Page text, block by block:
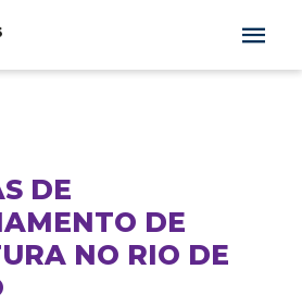
DE
DE
NO RIO DE